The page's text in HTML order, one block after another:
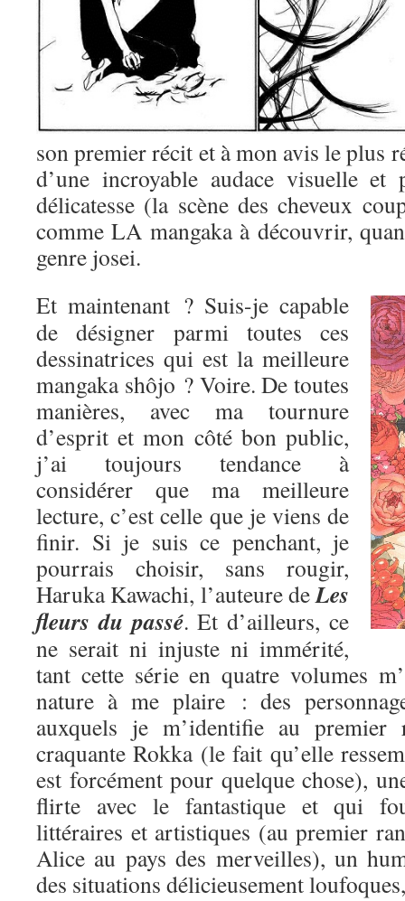
son premier récit et à mon avis le plus
d’une incroyable audace visuelle et
délicatesse (la scène des cheveux
comme LA mangaka à découvrir,
genre josei.
Et maintenant ? Suis-je capable
de désigner parmi toutes ces
dessinatrices qui est la meilleure
mangaka shôjo ? Voire. De toutes
manières, avec ma tournure
d’esprit et mon côté bon public,
j’ai toujours tendance à
considérer que ma meilleure
lecture, c’est celle que je viens de
finir. Si je suis ce penchant, je
pourrais choisir, sans rougir,
Haruka Kawachi, l’auteure deLes
fleurs du passé. Et d’ailleurs, ce
ne serait ni injuste ni immérité,
tant cette série en quatre volumes
nature à me plaire : des
auxquels je m’identifie au premier
craquante Rokka (le fait qu’elle
est forcément pour quelque chose),
flirte avec le fantastique et qui
littéraires et artistiques (au premier
Alice au pays des merveilles), un
des situations délicieusement